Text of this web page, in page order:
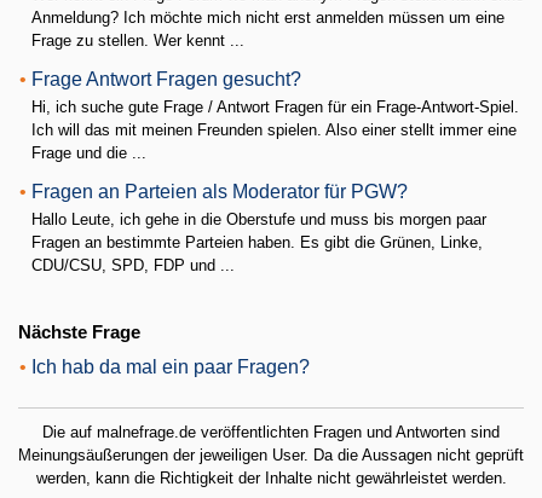
Anmeldung? Ich möchte mich nicht erst anmelden müssen um eine
Frage zu stellen. Wer kennt ...
• Frage Antwort Fragen gesucht?
Hi, ich suche gute Frage / Antwort Fragen für ein Frage-Antwort-Spiel.
Ich will das mit meinen Freunden spielen. Also einer stellt immer eine
Frage und die ...
• Fragen an Parteien als Moderator für PGW?
Hallo Leute, ich gehe in die Oberstufe und muss bis morgen paar
Fragen an bestimmte Parteien haben. Es gibt die Grünen, Linke,
CDU/CSU, SPD, FDP und ...
Nächste Frage
• Ich hab da mal ein paar Fragen?
Die auf malnefrage.de veröffentlichten Fragen und Antworten sind
Meinungsäußerungen der jeweiligen User. Da die Aussagen nicht geprüft
werden, kann die Richtigkeit der Inhalte nicht gewährleistet werden.